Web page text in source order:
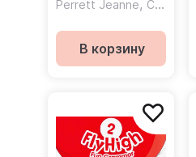
CD / Рабочая
Perrett Jeanne, Covill Charlotte
В корзину